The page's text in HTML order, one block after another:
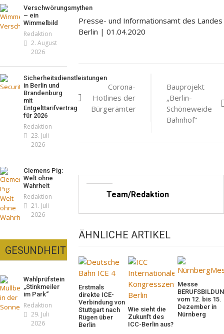
Presse- und Informationsamt des Landes
Berlin | 01.04.2020
Corona-
Hotlines der
Bürgerämter
Bauprojekt
„Berlin-
Schöneweide
Bahnhof“
Team/Redaktion
ÄHNLICHE ARTIKEL
Erstmals
direkte ICE-
Verbindung von
Stuttgart nach
Rügen über
Berlin
Wie sieht die
Zukunft des
ICC-Berlin aus?
Messe
vom 12. bis 15.
Dezember in
Nürnberg
Verschwörungsmythen
– ein
Wimmelbild
Redaktion
2. August
2026
Sicherheitsdienstleistungen
in Berlin und
Brandenburg
mit
Entgelttarifvertrag
für 2026
Redaktion
23. Juli
2026
Clemens Pig:
Welt ohne
Wahrheit
Redaktion
21. Juli
2026
GESUNDHEIT
Wahlprüfstein
„Stinkmeiler
im Park“
Redaktion
29. Juli
2026